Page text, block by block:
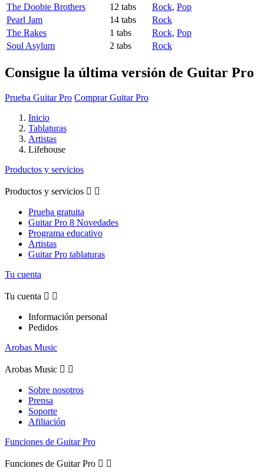
The Doobie Brothers
12 tabs Rock, Pop
Pearl Jam
14 tabs
Rock
The Rakes
1 tabs Rock, Pop
Soul Asylum
2 tabs Rock
Consigue la última versión de Guitar Pro
Prueba Guitar Pro Comprar Guitar Pro
Inicio
Tablaturas
Artistas
Lifehouse
Productos y servicios
Productos y servicios  
Prueba gratuita
Guitar Pro 8 Novedades
Programa educativo
Artistas
Guitar Pro tablaturas
Tu cuenta
Tu cuenta  
Información personal
Pedidos
Arobas Music
Arobas Music  
Sobre nosotros
Prensa
Soporte
Afiliación
Funciones de Guitar Pro
Funciones de Guitar Pro  